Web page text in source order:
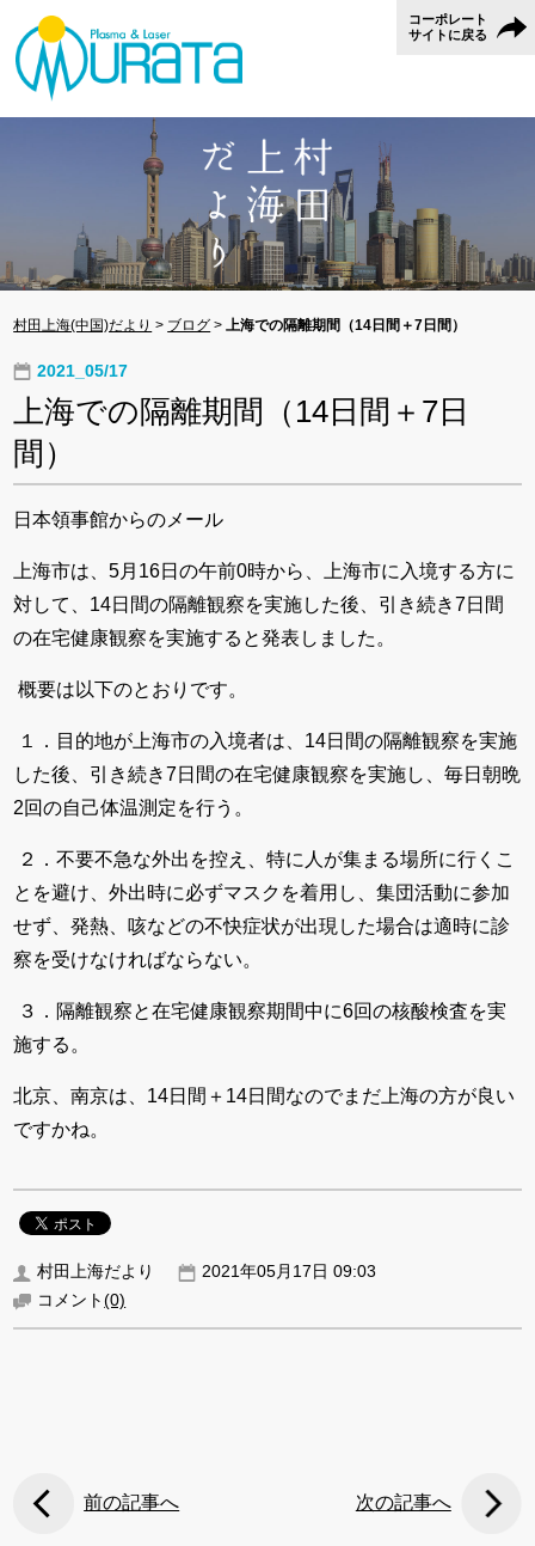
コーポレート
サイトに戻る
村田上海(中国)だより > ブログ >上海での隔離期間（14日間＋7日間）
2021_05/17
上海での隔離期間（14日間＋7日
間）
日本領事館からのメール
上海市は、5月16日の午前0時から、上海市に入境する方に
対して、14日間の隔離観察を実施した後、引き続き7日間
の在宅健康観察を実施すると発表しました。
概要は以下のとおりです。
１．目的地が上海市の入境者は、14日間の隔離観察を実施
した後、引き続き7日間の在宅健康観察を実施し、毎日朝晩
2回の自己体温測定を行う。
２．不要不急な外出を控え、特に人が集まる場所に行くこ
とを避け、外出時に必ずマスクを着用し、集団活動に参加
せず、発熱、咳などの不快症状が出現した場合は適時に診
察を受けなければならない。
３．隔離観察と在宅健康観察期間中に6回の核酸検査を実
施する。
北京、南京は、14日間＋14日間なのでまだ上海の方が良い
ですかね。
村田上海だより
2021年05月17日 09:03
コメント(0)
前の記事へ 次の記事へ